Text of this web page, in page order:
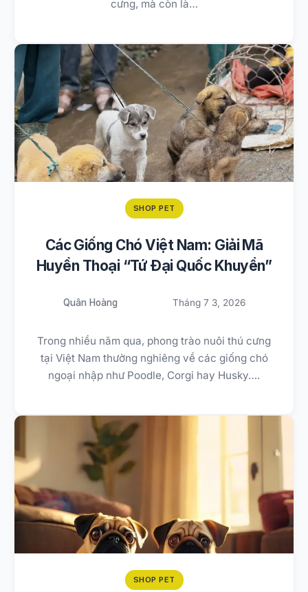
cưng, mà còn là…
SHOP PET
Các Giống Chó Việt Nam: Giải Mã
Huyền Thoại “Tứ Đại Quốc Khuyển”
Quân Hoàng Tháng 7 3, 2026
Trong nhiều năm qua, phong trào nuôi thú cưng
tại Việt Nam thường nghiêng về các giống chó
ngoại nhập như Poodle, Corgi hay Husky….
SHOP PET